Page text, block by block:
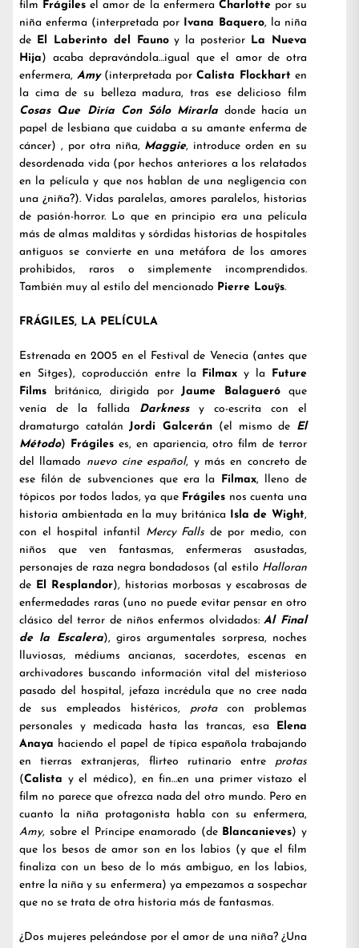
film Frágiles el amor de la enfermera Charlottepor su
niña enferma (interpretada por Ivana Baquero, la niña
de El Laberinto del Faunoy la posterior La Nueva
Hija) acaba depravándola…igual que el amor de otra
enfermera, Amy(interpretada por Calista Flockhart en
la cima de su belleza madura, tras ese delicioso film
Cosas Que Diría Con Sólo Mirarla donde hacía un
papel de lesbiana que cuidaba a su amante enferma de
cáncer) , por otra niña, Maggie, introduce orden en su
desordenada vida (por hechos anteriores a los relatados
en la película y que nos hablan de una negligencia con
una ¿niña?). Vidas paralelas, amores paralelos, historias
de pasión-horror. Lo que en principio era una película
más de almas malditas y sórdidas historias de hospitales
antiguos se convierte en una metáfora de los amores
prohibidos, raros o simplemente incomprendidos.
También muy al estilo del mencionado Pierre Louÿs.
FRÁGILES, LA PELÍCULA
Estrenada en 2005 en el Festival de Venecia (antes que
en Sitges), coproducción entre la Filmax y la Future
Films británica, dirigida porJaume Balagueró que
venía de la fallida Darknessy co-escrita con el
dramaturgo catalánJordi Galcerán (el mismo de El
Método) Frágileses, en apariencia, otro film de terror
del llamado nuevo cine español, y más en concreto de
ese filón de subvenciones que era la Filmax, lleno de
tópicos por todos lados, ya que Frágiles nos cuenta una
historia ambientada en la muy británica Isla de Wight,
con el hospital infantil Mercy Falls de por medio, con
niños que ven fantasmas, enfermeras asustadas,
personajes de raza negra bondadosos (al estilo Halloran
de El Resplandor), historias morbosas y escabrosas de
enfermedades raras (uno no puede evitar pensar en otro
clásico del terror de niños enfermos olvidados:Al Final
de la Escalera), giros argumentales sorpresa, noches
lluviosas, médiums ancianas, sacerdotes, escenas en
archivadores buscando información vital del misterioso
pasado del hospital, jefaza incrédula que no cree nada
de sus empleados histéricos, protacon problemas
personales y medicada hasta las trancas, esa Elena
Anaya haciendo el papel de típica española trabajando
en tierras extranjeras, flirteo rutinario entre protas
(Calista y el médico), en fin…en una primer vistazo el
film no parece que ofrezca nada del otro mundo. Pero en
cuanto la niña protagonista habla con su enfermera,
Amy, sobre el Príncipe enamorado (de Blancanieves) y
que los besos de amor son en los labios (y que el film
finaliza con un beso de lo más ambiguo, en los labios,
entre la niña y su enfermera) ya empezamos a sospechar
que no se trata de otra historia más de fantasmas.
¿Dos mujeres peleándose por el amor de una niña? ¿Una